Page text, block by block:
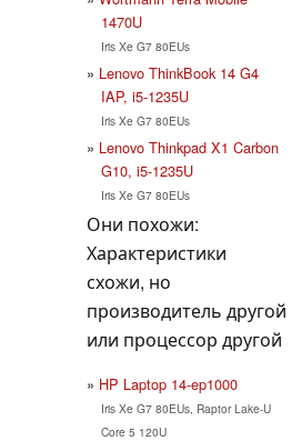
1470U
Iris Xe G7 80EUs
Lenovo ThinkBook 14 G4
IAP, i5-1235U
Iris Xe G7 80EUs
Lenovo Thinkpad X1 Carbon
G10, i5-1235U
Iris Xe G7 80EUs
Они похожи:
Характеристики
схожи, но
производитель другой
или процессор другой
HP Laptop 14-ep1000
Iris Xe G7 80EUs, Raptor Lake-U
Core 5 120U